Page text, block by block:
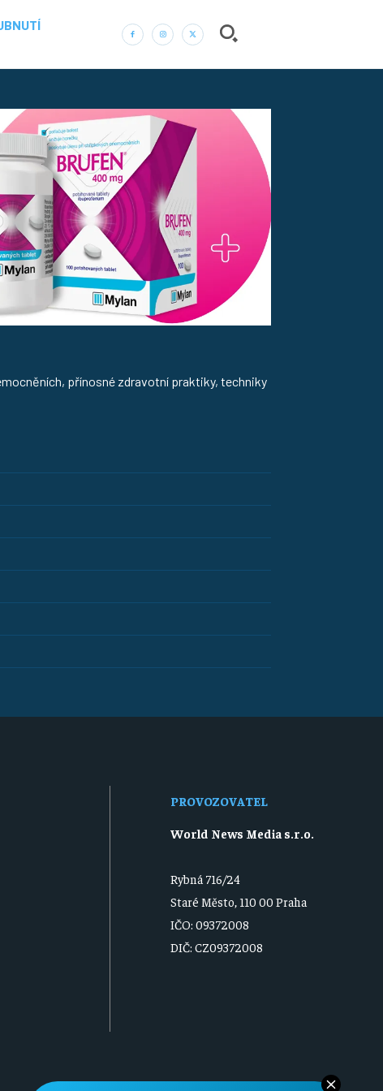
Nic není tak důležité, jako vaše zdraví.
Náš web nabízí komplexní informace a rady pro
zdravý životní styl, zahrnující nejnovější poznatky o
různých onemocněních, přínosné zdravotní praktiky,
techniky jógy a rady pro vyváženou stravu.
ZDRAVÍ
DĚTI
STRAVA
JÓGA
přínosné zdravotní praktiky, techniky
PROVOZOVATEL
World News Media s.r.o.
Rybná 716/24
Staré Město, 110 00 Praha
IČO: 09372008
DIČ: CZ09372008